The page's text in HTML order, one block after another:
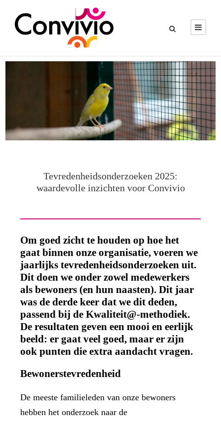
Tevredenheidsonderzoeken 2025:
waardevolle inzichten voor Convivio
Om goed zicht te houden op hoe het
gaat binnen onze organisatie, voeren we
jaarlijks tevredenheidsonderzoeken uit.
Dit doen we onder zowel medewerkers
als bewoners (en hun naasten). Dit jaar
was de derde keer dat we dit deden,
passend bij de Kwaliteit@-methodiek.
De resultaten geven een mooi en eerlijk
beeld: er gaat veel goed, maar er zijn
ook punten die extra aandacht vragen.
Bewonerstevredenheid
De meeste familieleden van onze bewoners
hebben het onderzoek naar de